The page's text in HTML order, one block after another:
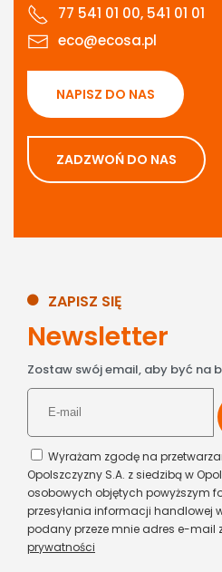
77 541 01 00, 541 01 01
eco@ecosa.pl
NAPISZ DO NAS
ZADZWOŃ DO NAS
ZAPISZ SIĘ
Newsletter
Zostaw swój email, aby być na
Wyrażam zgodę na
Opolszczyzny S.A. z siedzibą w
osobowych objętych powyższym
przesyłania informacji handlowej
podany przeze mnie adres e-mail
prywatności